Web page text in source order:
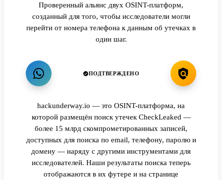
Проверенный альянс двух OSINT-платформ,
созданный для того, чтобы исследователи могли
перейти от номера телефона к данным об утечках в
один шаг.
ПОДТВЕРЖДЕНО
hackunderway.io — это OSINT-платформа, на
которой размещён поиск утечек CheckLeaked —
более 15 млрд скомпрометированных записей,
доступных для поиска по email, телефону, паролю и
домену — наряду с другими инструментами для
исследователей. Наши результаты поиска теперь
отображаются в их футере и на странице